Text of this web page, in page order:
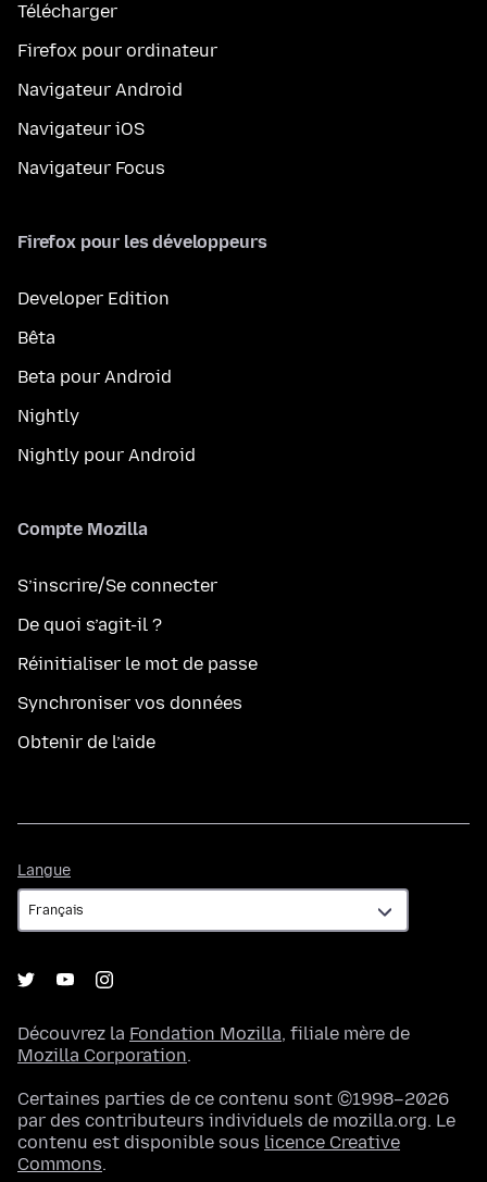
Télécharger
Firefox pour ordinateur
Navigateur Android
Navigateur iOS
Navigateur Focus
Firefox pour les développeurs
Developer Edition
Bêta
Beta pour Android
Nightly
Nightly pour Android
Compte Mozilla
S’inscrire/Se connecter
De quoi s’agit-il ?
Réinitialiser le mot de passe
Synchroniser vos données
Obtenir de l’aide
Langue
Découvrez la Fondation Mozilla, filiale mère de
Mozilla Corporation.
Certaines parties de ce contenu sont ©1998–2026
par des contributeurs individuels de mozilla.org. Le
contenu est disponible sous licence Creative
Commons.